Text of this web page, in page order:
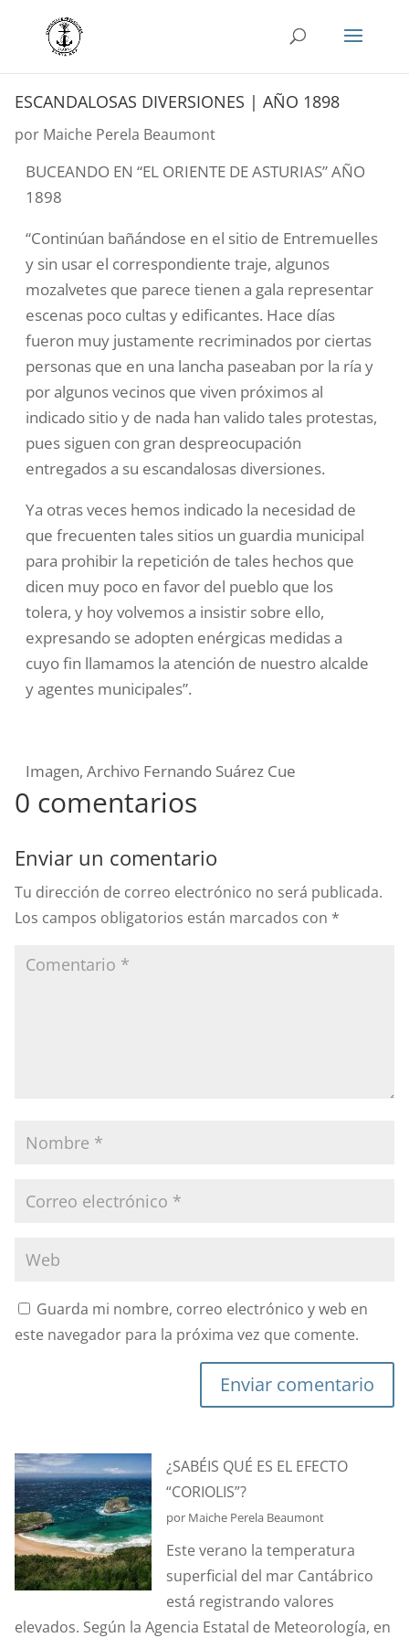
ESCANDALOSAS DIVERSIONES | AÑO 1898
por Maiche Perela Beaumont
BUCEANDO EN “EL ORIENTE DE ASTURIAS”AÑO
1898
“Continúan bañándose en el sitio de Entremuelles
y sin usar el correspondiente traje, algunos
mozalvetes que parece tienen a gala representar
escenas poco cultas y edificantes. Hace días
fueron muy justamente recriminados por ciertas
personas que en una lancha paseaban por la ría y
por algunos vecinos que viven próximos al
indicado sitio y de nada han valido tales protestas,
pues siguen con gran despreocupación
entregados a su escandalosas diversiones.
Ya otras veces hemos indicado la necesidad de
que frecuenten tales sitios un guardia municipal
para prohibir la repetición de tales hechos que
dicen muy poco en favor del pueblo que los
tolera, y hoy volvemos a insistir sobre ello,
expresando se adopten enérgicas medidas a
cuyo fin llamamos la atención de nuestro alcalde
y agentes municipales”.
Imagen, Archivo Fernando Suárez Cue
0 comentarios
Enviar un comentario
Tu dirección de correo electrónico no será publicada.
Los campos obligatorios están marcados con *
Guarda mi nombre, correo electrónico y web en
este navegador para la próxima vez que comente.
Enviar comentario
¿SABÉIS QUÉ ES EL EFECTO
“CORIOLIS”?
por Maiche Perela Beaumont
Este verano la temperatura
superficial del mar Cantábrico
está registrando valores
elevados. Según la Agencia Estatal de Meteorología, en